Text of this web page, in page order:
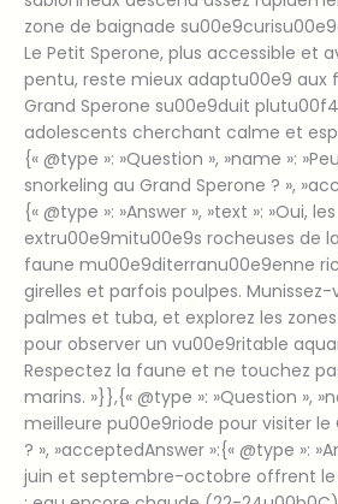
zone de baignade
Le Petit Sperone, plus accessible et
pentu, reste mieux adaptu00e9 aux
Grand Sperone su00e9duit
adolescents cherchant calme et
{« @type »: »Question », »name »:
snorkeling au Grand Sperone ? »,
{« @type »: »Answer », »text »: »Oui, les
extru00e9mitu00e9s rocheuses de
faune mu00e9diterranu00e9enne
girelles et parfois poulpes.
palmes et tuba, et explorez les
pour observer un vu00e9ritable
Respectez la faune et ne touchez
marins. »}},{« @type »: »Question »,
meilleure pu00e9riode pour visiter le
? », »acceptedAnswer »:{« @type »:
juin et septembre-octobre offrent